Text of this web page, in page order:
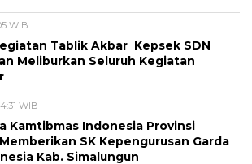
WIB
Tablik Akbar Kepsek SDN
Meliburkan Seluruh Kegiatan
WIB
Kamtibmas Indonesia Provinsi
SK Kepengurusan Garda
Kab. Simalungun